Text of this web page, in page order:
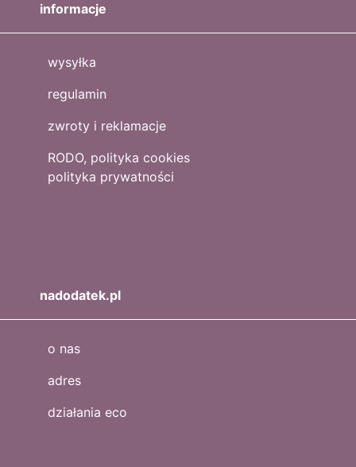
informacje
wysyłka
regulamin
zwroty i reklamacje
RODO, polityka cookies
polityka prywatności
nadodatek.pl
o nas
adres
działania eco